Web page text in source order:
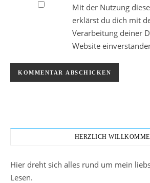
Mit der Nutzung
erklärst du dich mit
Verarbeitung deiner
Website
HERZLICH
Hier dreht sich alles rund um mein
Lesen.